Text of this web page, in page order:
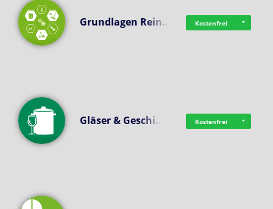
Grundlagen Rein… Kostenfrei
Gläser & Geschi… Kostenfrei